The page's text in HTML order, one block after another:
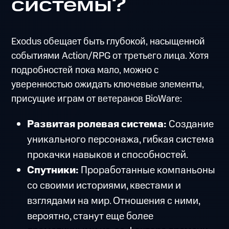
Exodus обещает быть глубокой, насыщенной
событиями Action/RPG от третьего лица. Хотя
подробностей пока мало, можно с
уверенностью ожидать ключевые элементы,
присущие играм от ветеранов BioWare:
Развитая ролевая система: Создание
уникального персонажа, гибкая система
прокачки навыков и способностей.
Спутники: Проработанные компаньоны
со своими историями, квестами и
взглядами на мир. Отношения с ними,
вероятно, станут еще более